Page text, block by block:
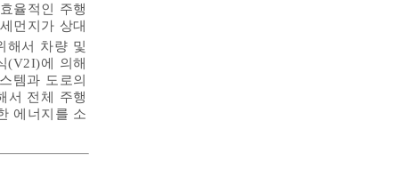
율적인 주행
먼지가 상대
해서 차량 및
(V2I)에 의해
템과 도로의
서 전체 주행
에너지를 소